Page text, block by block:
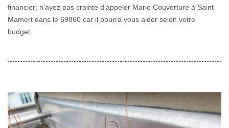
financier; n’ayez pas crainte d’appeler Mario Couverture à Saint
Mamert dans le 69860 car il pourra vous aider selon votre
budget.